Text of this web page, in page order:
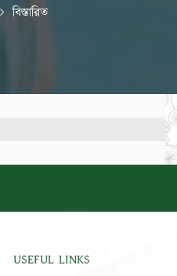
বিস্তারিত
USEFUL LINKS